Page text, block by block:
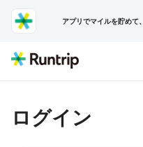
アプリでマイルを貯めて
ログイン